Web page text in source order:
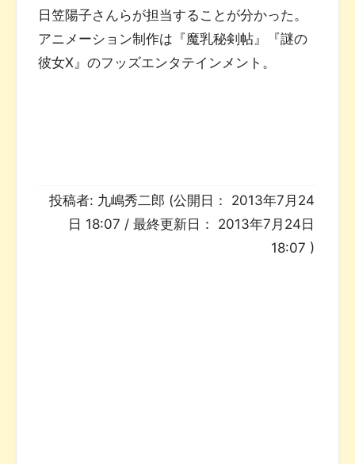
日笠陽子さんらが担当することが分かった。
アニメーション制作は『魔乳秘剣帖』『謎の
彼女X』のフッズエンタテインメント。
投稿者: 九嶋秀二郎 (公開日： 2013年7月24
日 18:07 / 最終更新日： 2013年7月24日
18:07 )